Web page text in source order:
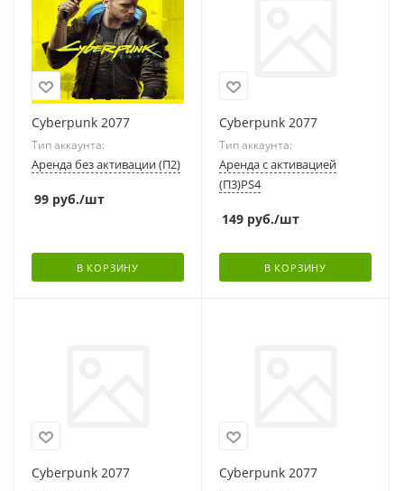
Cyberpunk 2077
Тип аккаунта:
Аренда без активации (П2)
99 руб./шт
В КОРЗИНУ
Cyberpunk 2077
Тип аккаунта:
Аренда с активацией
(П3)PS4
149 руб./шт
В КОРЗИНУ
Cyberpunk 2077 Cyberpunk 2077